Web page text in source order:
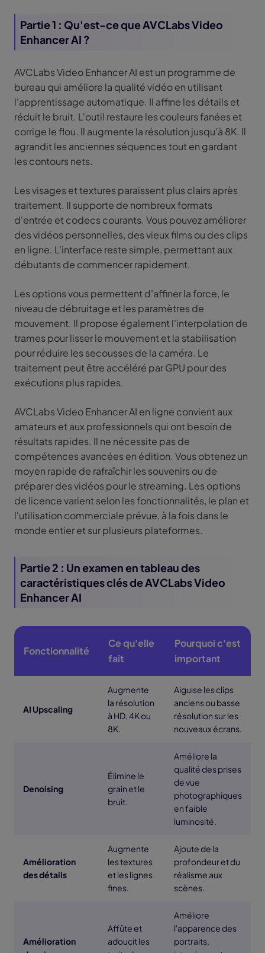
Partie 1 : Qu'est-ce que AVCLabs Video
Enhancer AI ?
AVCLabs Video Enhancer AI est un programme de
bureau qui améliore la qualité vidéo en utilisant
l'apprentissage automatique. Il affine les détails et
réduit le bruit. L'outil restaure les couleurs fanées et
corrige le flou. Il augmente la résolution jusqu'à 8K. Il
agrandit les anciennes séquences tout en gardant
les contours nets.
Les visages et textures paraissent plus clairs après
traitement. Il supporte de nombreux formats
d'entrée et codecs courants. Vous pouvez améliorer
des vidéos personnelles, des vieux films ou des clips
en ligne. L'interface reste simple, permettant aux
débutants de commencer rapidement.
Les options vous permettent d'affiner la force, le
niveau de débruitage et les paramètres de
mouvement. Il propose également l'interpolation de
trames pour lisser le mouvement et la stabilisation
pour réduire les secousses de la caméra. Le
traitement peut être accéléré par GPU pour des
exécutions plus rapides.
AVCLabs Video Enhancer AI en ligne convient aux
amateurs et aux professionnels qui ont besoin de
résultats rapides. Il ne nécessite pas de
compétences avancées en édition. Vous obtenez un
moyen rapide de rafraîchir les souvenirs ou de
préparer des vidéos pour le streaming. Les options
de licence varient selon les fonctionnalités, le plan et
l'utilisation commerciale prévue, à la fois dans le
monde entier et sur plusieurs plateformes.
Partie 2 : Un examen en tableau des
caractéristiques clés de AVCLabs Video
Enhancer AI
Fonctionnalité
Ce qu'elle
fait
Pourquoi c'est
important
AI Upscaling
Augmente
la résolution
à HD, 4K ou
8K.
Aiguise les clips
anciens ou basse
résolution sur les
nouveaux écrans.
Denoising
Élimine le
grain et le
bruit.
Améliore la
qualité des prises
de vue
photographiques
en faible
luminosité.
Amélioration
des détails
Augmente
les textures
et les lignes
fines.
Ajoute de la
profondeur et du
réalisme aux
scènes.
Amélioration
Affûte et
adoucit les
Améliore
l'apparence des
portraits,